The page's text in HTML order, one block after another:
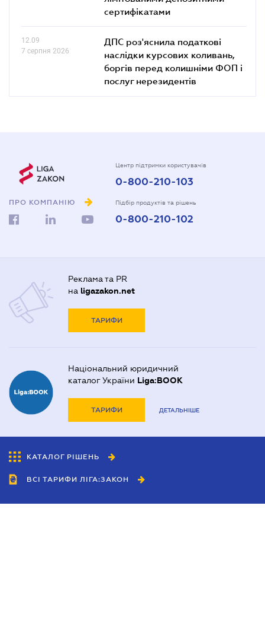
сертифікатами
12.09
7 серпня 2026
ДПС роз'яснила податкові
наслідки курсових коливань,
боргів перед колишніми ФОП і
послуг нерезидентів
ПРО КОМПАНІЮ
Центр підтримки користувачів
0-800-210-103
Підбір продуктів та рішень
0-800-210-102
Реклама та PR
на ligazakon.net
ТАРИФИ
Національний юридичний
каталог України Liga:BOOK
ТАРИФИ ДЕТАЛЬНІШЕ
КАТАЛОГ РІШЕНЬ
ВСІ ТАРИФИ ЛІГА:ЗАКОН